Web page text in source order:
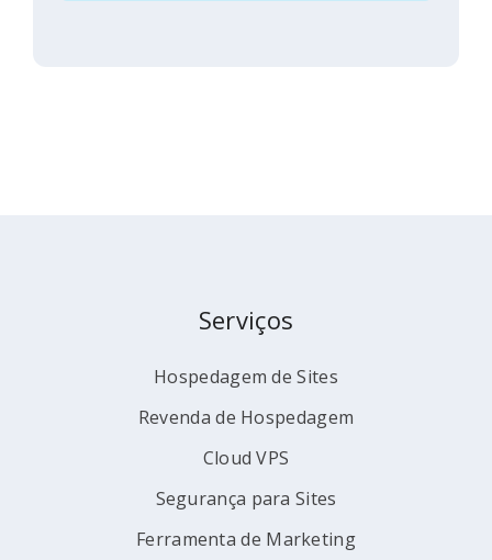
Serviços
Hospedagem de Sites
Revenda de Hospedagem
Cloud VPS
Segurança para Sites
Ferramenta de Marketing